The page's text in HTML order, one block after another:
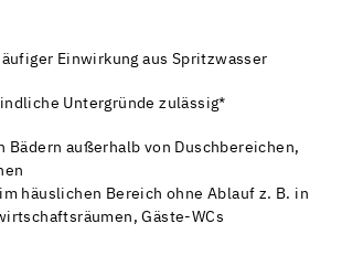
Einwirkung aus Spritzwasser
Untergründe zulässig*
Bädern außerhalb von Duschbereichen,
häuslichen Bereich ohne Ablauf z. B. in
Gäste-WCs